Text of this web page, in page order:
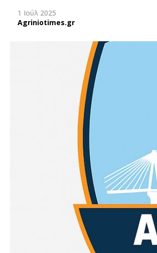
1 Ιούλ 2025
Agriniotimes.gr